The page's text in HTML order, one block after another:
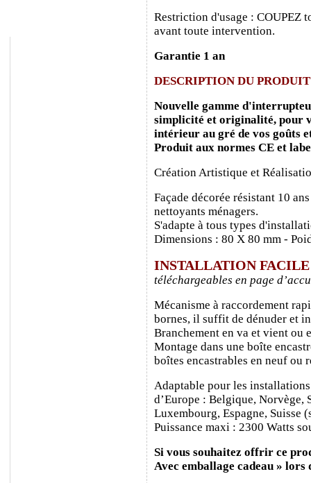
Restriction d'usage : COUPEZ
avant toute intervention.
Garantie 1 an
DESCRIPTION DU PRODUIT
Nouvelle gamme
simplicité et originalité, pour
intérieur au gré de vos goûts
Produit aux normes CE et
Création Artistique et
Façade décorée résistant 10
nettoyants ménagers.
S'adapte à tous types
Dimensions : 80 X 80 mm -
INSTALLATION
téléchargeables en page
Mécanisme à raccordement
bornes, il suffit de dénuder et
Branchement en va et vient ou
Montage dans une boîte
boîtes encastrables en neuf ou
Adaptable pour les
d’Europe : Belgique, Norvège,
Luxembourg, Espagne, Suisse
Puissance maxi : 2300 Watts
Si vous souhaitez offrir ce
Avec emballage cadeau » lors